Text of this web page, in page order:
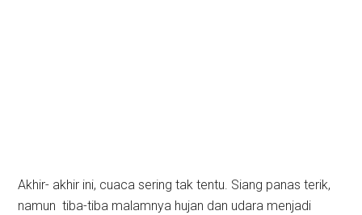
Akhir- akhir ini, cuaca sering tak tentu. Siang panas terik,
namun tiba-tiba malamnya hujan dan udara menjadi